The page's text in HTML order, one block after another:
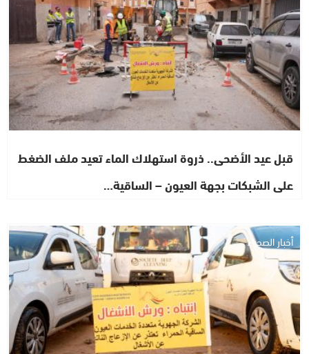
قبل عيد الأضحى.. ذروة استهلاك الماء تعيد ملف الضغط
على الشبكات بجهة العيون – الساقية…
أخبار الصحراء